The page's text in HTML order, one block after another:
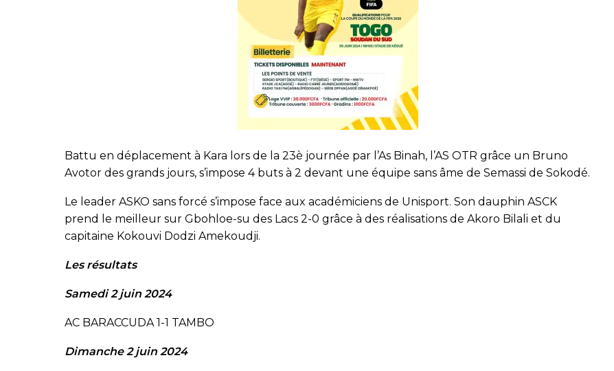
Battu en déplacement à Kara lors de la 23è journée par l’As Binah, l’AS OTR grâce un Bruno
Avotor des grands jours, s’impose 4 buts à 2 devant une équipe sans âme de Semassi de Sokodé.
Le leader ASKO sans forcé s’impose face aux académiciens de Unisport. Son dauphin ASCK
prend le meilleur sur Gbohloe-su des Lacs 2-0 grâce à des réalisations de Akoro Bilali et du
capitaine Kokouvi Dodzi Amekoudji.
Les résultats
Samedi 2 juin 2024
AC BARACCUDA 1-1 TAMBO
Dimanche 2 juin 2024